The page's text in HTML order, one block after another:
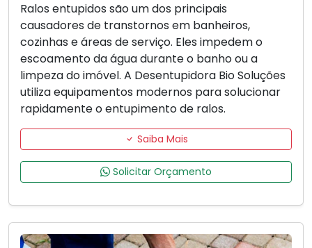
Ralos entupidos são um dos principais
causadores de transtornos em banheiros,
cozinhas e áreas de serviço. Eles impedem o
escoamento da água durante o banho ou a
limpeza do imóvel. A Desentupidora Bio Soluções
utiliza equipamentos modernos para solucionar
rapidamente o entupimento de ralos.
Saiba Mais
Solicitar Orçamento